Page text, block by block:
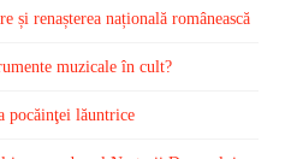
și renașterea națională românească
muzicale în cult?
pocăinţei lăuntrice